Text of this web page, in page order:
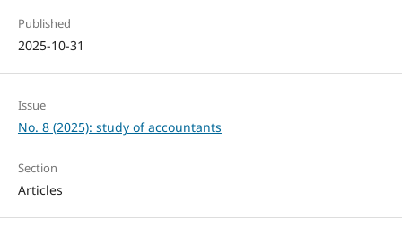
Published
2025-10-31
Issue
No. 8 (2025): study of accountants
Section
Articles